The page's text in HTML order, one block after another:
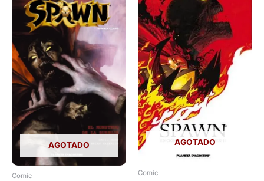
AGOTADO
Comic
AGOTADO
Comic